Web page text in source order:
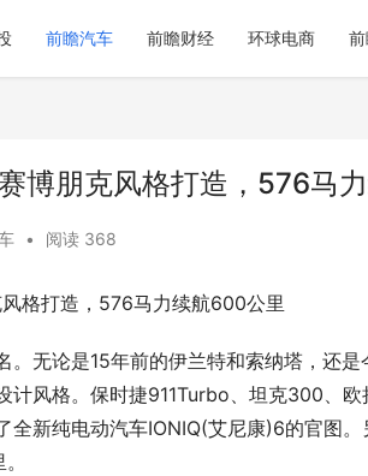
前瞻汽车 前瞻财经 环球电商
博朋克风格打造，576马
• 阅读 368
格打造，576马力续航600公里
。无论是15年前的伊兰特和索纳塔，还
计风格。保时捷911Turbo、坦克300、
全新纯电动汽车IONIQ(艾尼康)6的官图